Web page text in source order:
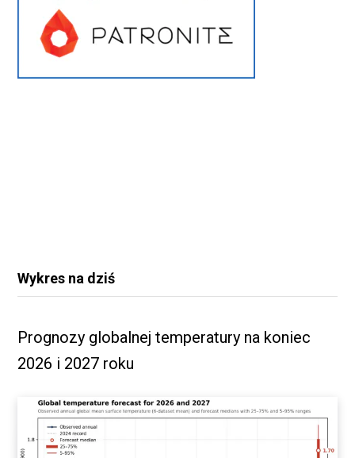
Wykres na dziś
Prognozy globalnej temperatury na koniec
2026 i 2027 roku